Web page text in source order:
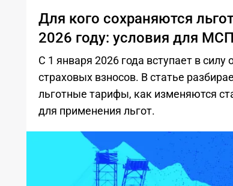
Для кого сохраняются
2026 году: условия для
С 1 января 2026 года вступает в
страховых взносов. В статье
льготные тарифы, как изменяются
для применения льгот.